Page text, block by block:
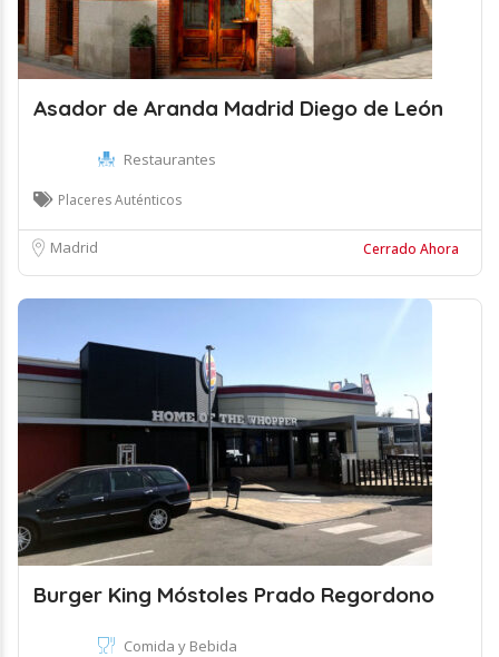
Asador de Aranda Madrid Diego de León
Restaurantes
Placeres Auténticos
Madrid Cerrado Ahora
Burger King Móstoles Prado Regordono
Comida y Bebida